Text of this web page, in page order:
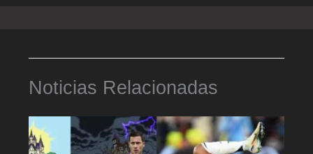
Noticias Relacionadas